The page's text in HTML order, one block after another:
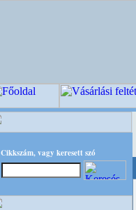
Cikkszám, vagy keresett szó